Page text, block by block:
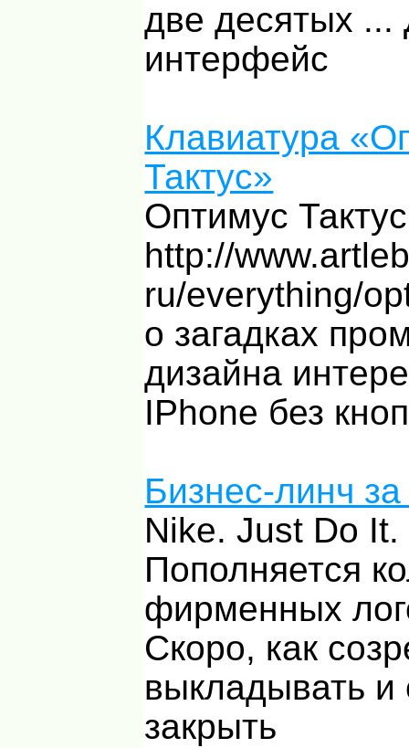
две десятых ...
интерфейс
Клавиатура
Тактус»
Оптимус Тактус
http://
ru/everything/
о загадках
дизайна
IPhone без
Бизнес-линч
Nike. Just Do It.
Пополняется
фирменных
Скоро, как
выкладывать и
закрыть